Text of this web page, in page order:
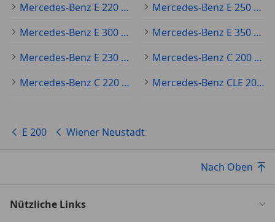
Mercedes-Benz E 220 Gebraucht
Mercedes-Benz E 250 Gebraucht
Mercedes-Benz E 300 Gebraucht
Mercedes-Benz E 350 Gebraucht
Mercedes-Benz E 230 Gebraucht
Mercedes-Benz C 200 Gebraucht
Mercedes-Benz C 220 Gebraucht
Mercedes-Benz CLE 200 Gebraucht
E 200 Wiener Neustadt
Nach Oben
Nützliche Links